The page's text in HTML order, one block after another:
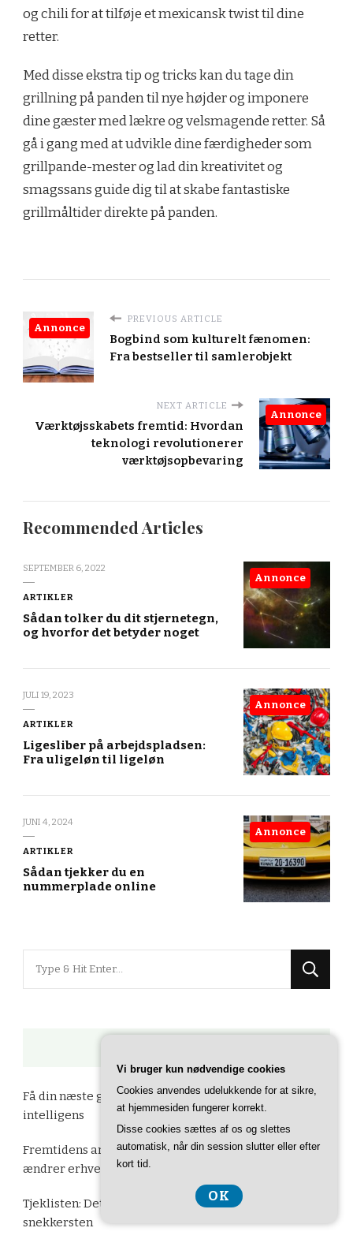
og chili for at tilføje et mexicansk twist til dine
retter.
Med disse ekstra tip og tricks kan du tage din
grillning på panden til nye højder og imponere
dine gæster med lækre og velsmagende retter. Så
gå i gang med at udvikle dine færdigheder som
grillpande-mester og lad din kreativitet og
smagssans guide dig til at skabe fantastiske
grillmåltider direkte på panden.
PREVIOUS ARTICLE
Bogbind som kulturelt fænomen:
Fra bestseller til samlerobjekt
Annonce
NEXT ARTICLE
Værktøjsskabets fremtid: Hvordan
teknologi revolutionerer
værktøjsopbevaring
Annonce
Recommended Articles
SEPTEMBER 6, 2022
ARTIKLER
Sådan tolker du dit stjernetegn,
og hvorfor det betyder noget
Annonce
JULI 19, 2023
ARTIKLER
Ligesliber på arbejdspladsen:
Fra uligeløn til ligeløn
Annonce
JUNI 4, 2024
ARTIKLER
Sådan tjekker du en
nummerplade online
Annonce
Få din næste gaveidé med hjælp fra kunstig
intelligens
Fremtidens arbejdsplads: Hvordan kunstig intelligens
ændrer erhvervslivet
Tjeklisten: Det skal du gøre, før kloakken stopper til i
snekkersten
Vi bruger kun nødvendige cookies
Cookies anvendes udelukkende for at sikre,
at hjemmesiden fungerer korrekt.
Disse cookies sættes af os og slettes
automatisk, når din session slutter eller efter
kort tid.
OK